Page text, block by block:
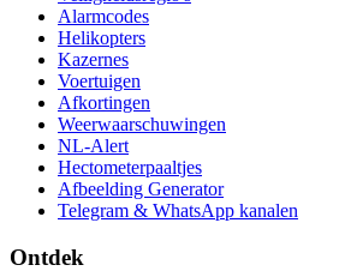
Alarmcodes
Helikopters
Kazernes
Voertuigen
Afkortingen
Weerwaarschuwingen
NL-Alert
Hectometerpaaltjes
Afbeelding Generator
Telegram & WhatsApp kanalen
Ontdek